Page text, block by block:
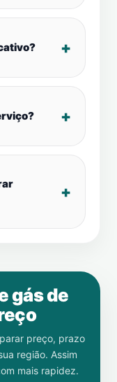
gás de
preço, prazo
região. Assim
mais rapidez.